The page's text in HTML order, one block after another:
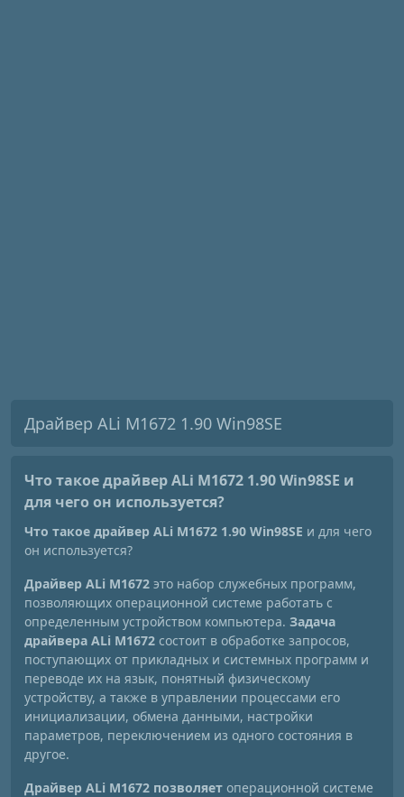
Драйвер ALi M1672 1.90 Win98SE
Что такое драйвер ALi M1672 1.90 Win98SE и
для чего он используется?
Что такое драйвер ALi M1672 1.90 Win98SE и для чего
он используется?
Драйвер ALi M1672 это набор служебных программ,
позволяющих операционной системе работать с
определенным устройством компьютера. Задача
драйвера ALi M1672 состоит в обработке запросов,
поступающих от прикладных и системных программ и
переводе их на язык, понятный физическому
устройству, а также в управлении процессами его
инициализации, обмена данными, настройки
параметров, переключением из одного состояния в
другое.
Драйвер ALi M1672 позволяет операционной системе